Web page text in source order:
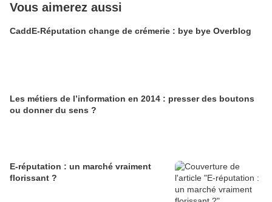
Vous aimerez aussi
CaddE-Réputation change de crémerie : bye bye Overblog
Les métiers de l’information en 2014 : presser des boutons
ou donner du sens ?
E-réputation : un marché vraiment
florissant ?